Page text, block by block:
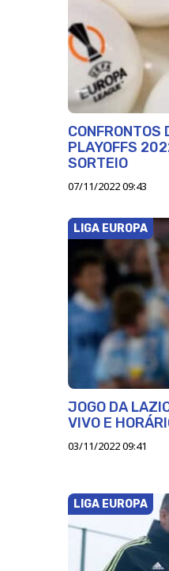
CONFRONTOS
PLAYOFFS
SORTEIO
07/11/2022 09:43
LIGA EUROPA
JOGO DA
VIVO E
03/11/2022 09:41
LIGA EUROPA